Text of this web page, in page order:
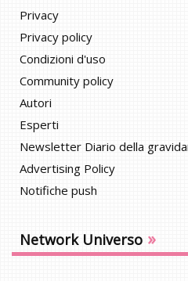
Privacy
Privacy policy
Condizioni d'uso
Community policy
Autori
Esperti
Newsletter Diario della
Advertising Policy
Notifiche push
Network Universo »